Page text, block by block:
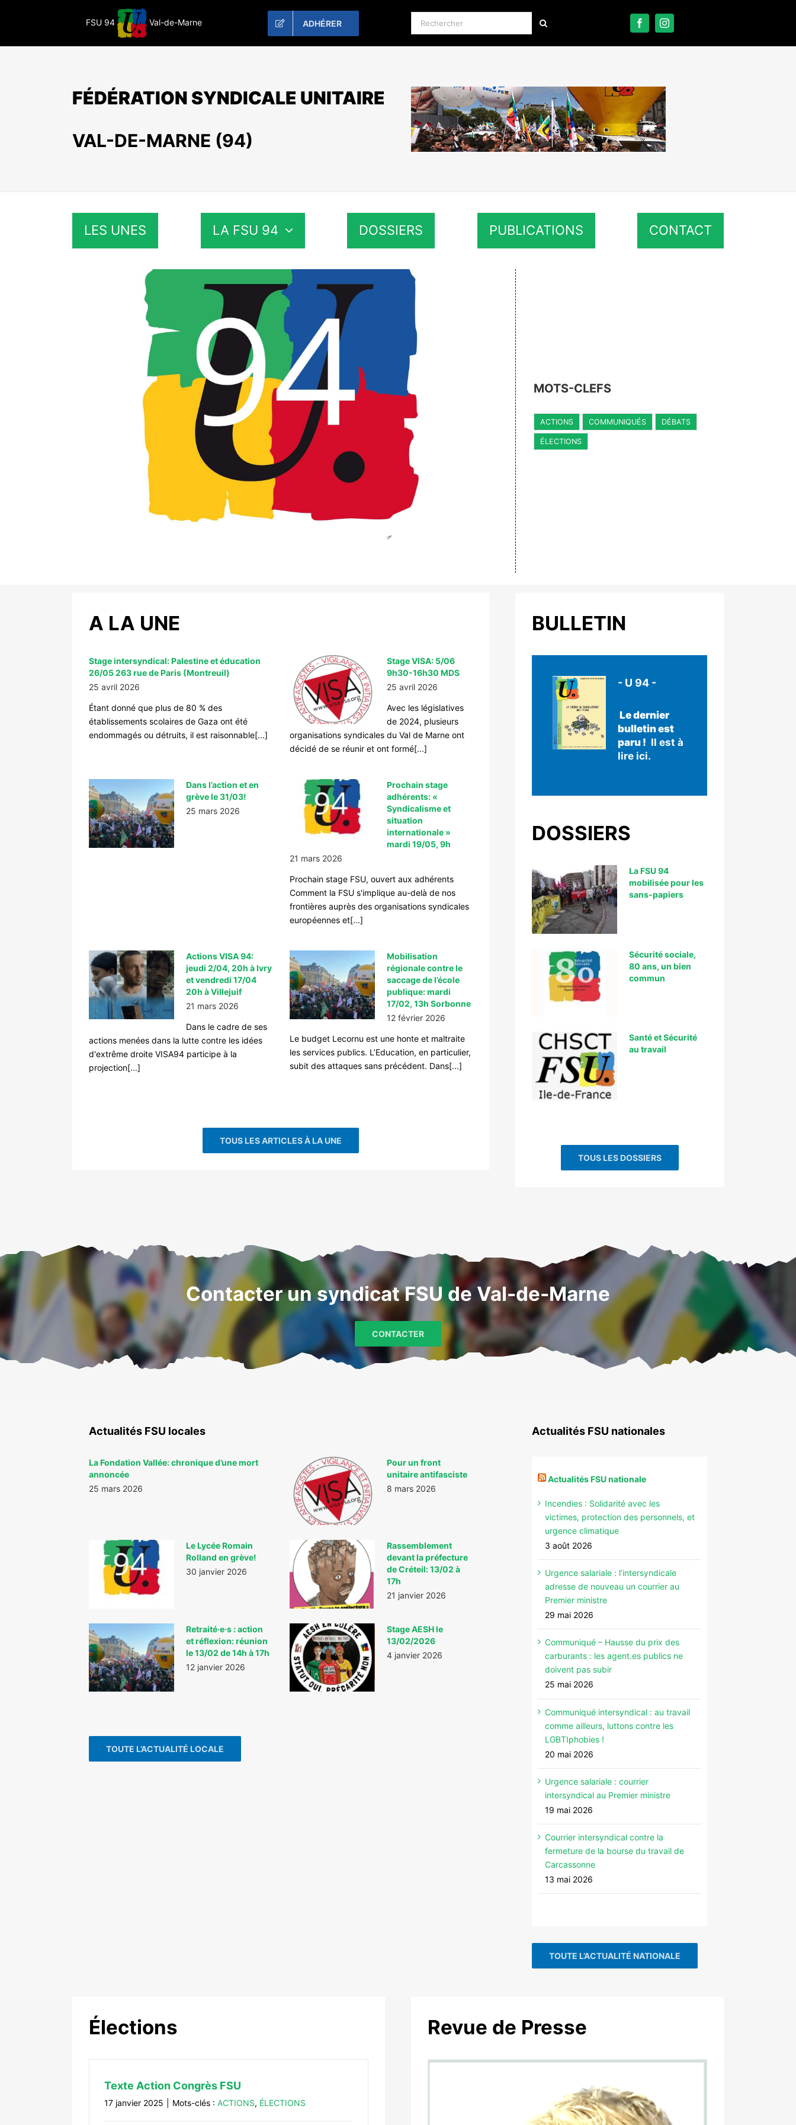
FSU 94 Val-de-Marne ADHÉRER Rechercher:
FÉDÉRATION SYNDICALE UNITAIRE
VAL-DE-MARNE (94)
LES UNES LA FSU 94 DOSSIERS PUBLICATIONS CONTACT
MOTS-CLEFS
ACTIONS COMMUNIQUÉS DÉBATS
ÉLECTIONS
A LA UNE
Stage intersyndical: Palestine et éducation
26/05 263 rue de Paris (Montreuil)
25 avril 2026
Étant donné que plus de 80 % des
établissements scolaires de Gaza ont été
endommagés ou détruits, il est raisonnable[...]
Stage VISA: 5/06
9h30-16h30 MDS
25 avril 2026
Avec les législatives
de 2024, plusieurs
organisations syndicales du Val de Marne ont
décidé de se réunir et ont formé[...]
Dans l’action et en
grève le 31/03!
25 mars 2026
Prochain stage
adhérents: «
Syndicalisme et
situation
internationale »
mardi 19/05, 9h
21 mars 2026
Prochain stage FSU, ouvert aux adhérents
Comment la FSU s'implique au-delà de nos
frontières auprès des organisations syndicales
européennes et[...]
Actions VISA 94:
jeudi 2/04, 20h à Ivry
et vendredi 17/04
20h à Villejuif
21 mars 2026
Dans le cadre de ses
actions menées dans la lutte contre les idées
d'extrême droite VISA94 participe à la
projection[...]
Mobilisation
régionale contre le
saccage de l’école
publique: mardi
17/02, 13h Sorbonne
12 février 2026
Le budget Lecornu est une honte et maltraite
les services publics. L’Education, en particulier,
subit des attaques sans précédent. Dans[...]
TOUS LES ARTICLES À LA UNE
BULLETIN
- U 94 -
Le dernier
bulletin est
paru ! Il est à
lire ici.
DOSSIERS
La FSU 94
mobilisée pour les
sans-papiers
Sécurité sociale,
80 ans, un bien
commun
Santé et Sécurité
au travail
TOUS LES DOSSIERS
Contacter un syndicat FSU de Val-de-Marne
CONTACTER
Actualités FSU locales
La Fondation Vallée: chronique d’une mort
annoncée
25 mars 2026
Pour un front
unitaire antifasciste
8 mars 2026
Le Lycée Romain
Rolland en grève!
30 janvier 2026
Rassemblement
devant la préfecture
de Créteil: 13/02 à
17h
21 janvier 2026
Retraité·e·s : action
et réflexion: réunion
le 13/02 de 14h à 17h
12 janvier 2026
Stage AESH le
13/02/2026
4 janvier 2026
TOUTE L’ACTUALITÉ LOCALE
Actualités FSU nationales
Actualités FSU nationale
Incendies : Solidarité avec les
victimes, protection des personnels, et
urgence climatique
3 août 2026
Urgence salariale : l’intersyndicale
adresse de nouveau un courrier au
Premier ministre
29 mai 2026
Communiqué – Hausse du prix des
carburants : les agent.es publics ne
doivent pas subir
25 mai 2026
Communiqué intersyndical : au travail
comme ailleurs, luttons contre les
LGBTIphobies !
20 mai 2026
Urgence salariale : courrier
intersyndical au Premier ministre
19 mai 2026
Courrier intersyndical contre la
fermeture de la bourse du travail de
Carcassonne
13 mai 2026
TOUTE L’ACTUALITÉ NATIONALE
Élections
Texte Action Congrès FSU
17 janvier 2025 Mots-clés : ACTIONS, ÉLECTIONS
Revue de Presse